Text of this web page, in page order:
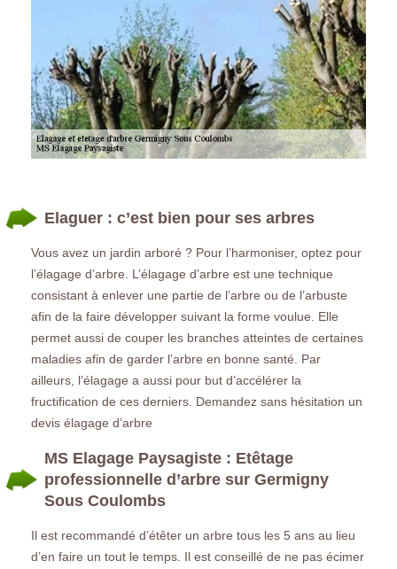
Elaguer : c’est bien pour ses arbres
Vous avez un jardin arboré ? Pour l’harmoniser, optez pour
l’élagage d’arbre. L’élagage d’arbre est une technique
consistant à enlever une partie de l’arbre ou de l’arbuste
afin de la faire développer suivant la forme voulue. Elle
permet aussi de couper les branches atteintes de certaines
maladies afin de garder l’arbre en bonne santé. Par
ailleurs, l’élagage a aussi pour but d’accélérer la
fructification de ces derniers. Demandez sans hésitation un
devis élagage d’arbre
MS Elagage Paysagiste : Etêtage
professionnelle d’arbre sur Germigny
Sous Coulombs
Il est recommandé d’étêter un arbre tous les 5 ans au lieu
d’en faire un tout le temps. Il est conseillé de ne pas écimer